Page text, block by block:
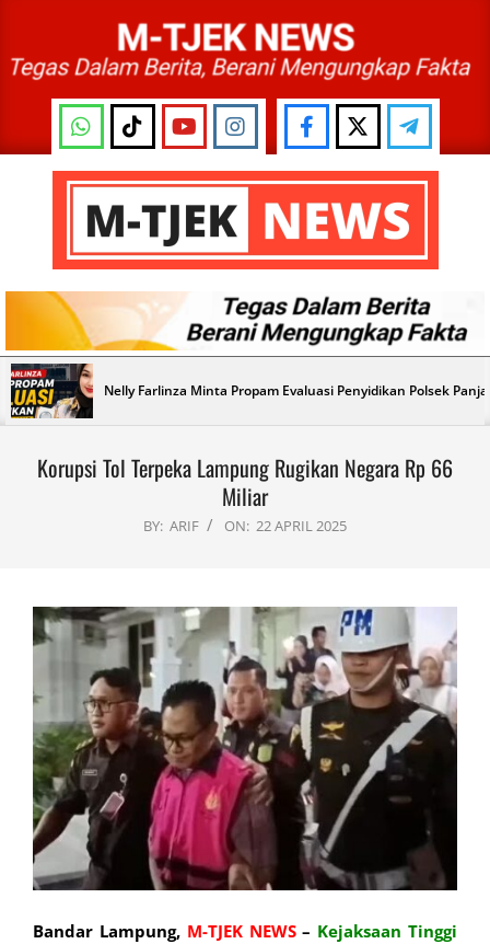
content
M-
TJEK
NEWS
Primary
Navigation
Menu
Nelly Farlinza Minta Propam Evaluasi Penyidikan Polsek
Korupsi Tol Terpeka Lampung Rugikan Negara Rp 66
Miliar
BY: ARIF ON: 22 APRIL 2025
Bandar Lampung, M-TJEK NEWS– Kejaksaan Tinggi